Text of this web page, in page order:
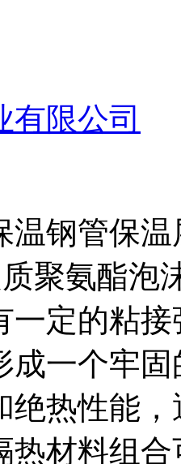
有限公司
温钢管保
聚氨酯泡
一定的粘
成一个牢
绝热性能
热材料组